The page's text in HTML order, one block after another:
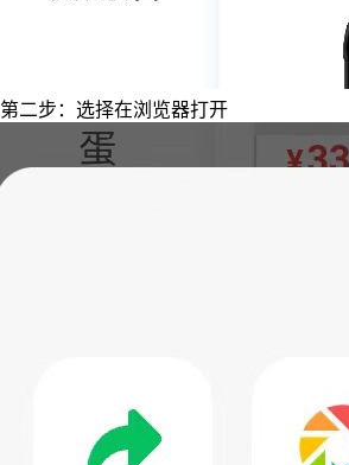
第二步：选择在浏览器打开